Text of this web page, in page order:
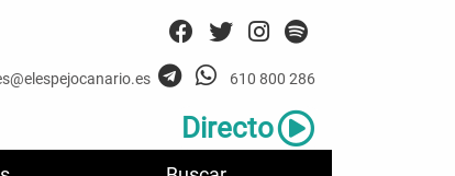
610 800 286
Directo